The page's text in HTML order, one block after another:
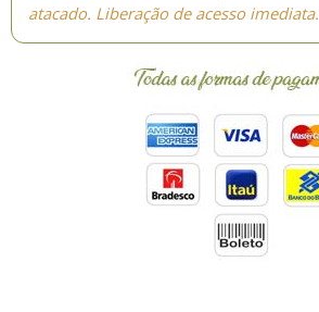
atacado. Liberação de acesso imediata.